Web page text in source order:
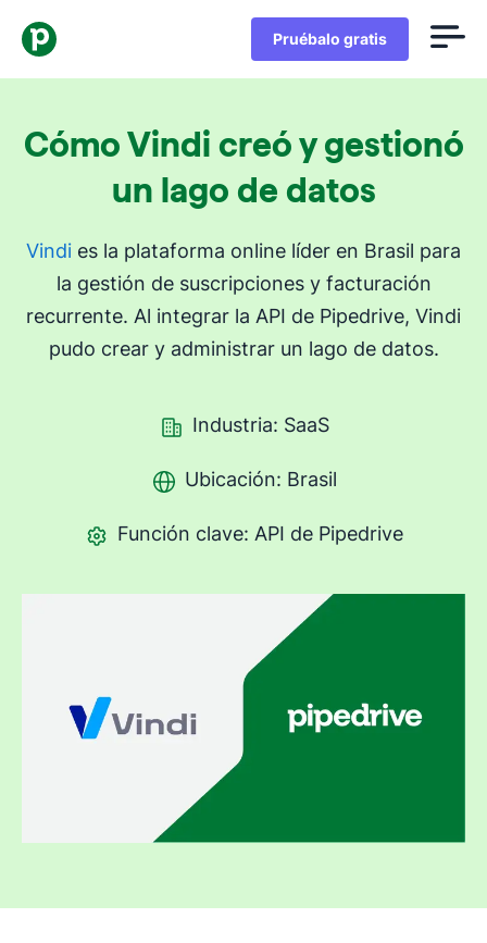
Pruébalo gratis
Cómo Vindi creó y gestionó
un lago de datos
Vindi es la plataforma online líder en Brasil para
la gestión de suscripciones y facturación
recurrente. Al integrar la API de Pipedrive, Vindi
pudo crear y administrar un lago de datos.
Industria: SaaS
Ubicación: Brasil
Función clave: API de Pipedrive